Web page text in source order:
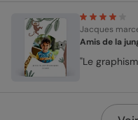
Jacques
Amis de la
"Le